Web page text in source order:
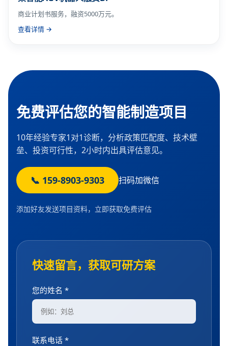
商业计划书服务，融资5000万元。
查看详情 →
免费评估您的智能制造项目
10年经验专家1对1诊断，分析政策匹配度、技术壁
垒、投资可行性，2小时内出具评估意见。
📞 159-8903-9303 扫码加微信
添加好友发送项目资料，立即获取免费评估
快速留言，获取可研方案
您的姓名 *
联系电话 *